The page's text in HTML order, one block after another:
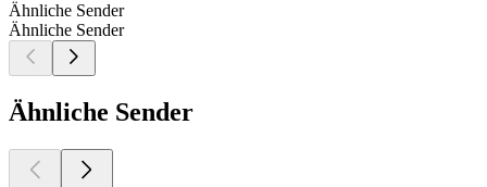
Ähnliche Sender
Ähnliche Sender
Ähnliche Sender